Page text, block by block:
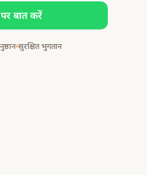
बात करें
सुरक्षित भुगतान